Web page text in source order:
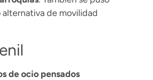
de movilidad
de ocio pensados